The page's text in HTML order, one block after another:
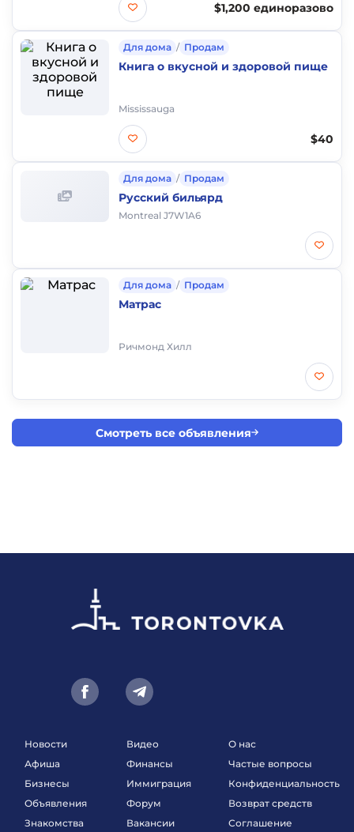
$1,200 единоразово
Для дома / Продам
Книга о вкусной и здоровой пище
Mississauga
$40
Для дома / Продам
Русский бильярд
Montreal J7W1A6
Для дома / Продам
Матрас
Ричмонд Хилл
Смотреть все объявления
Новости
Афиша
Бизнесы
Объявления
Знакомства
Видео
Финансы
Иммиграция
Форум
Вакансии
О нас
Частые вопросы
Конфиденциальность
Возврат средств
Соглашение